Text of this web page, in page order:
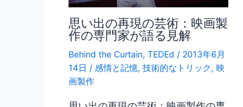
思い出の再現の芸術：映画製
作の専門家が語る見解
Behind the Curtain, TEDEd / 2013年6月
14日 / 感情と記憶, 技術的なトリック, 映
画製作